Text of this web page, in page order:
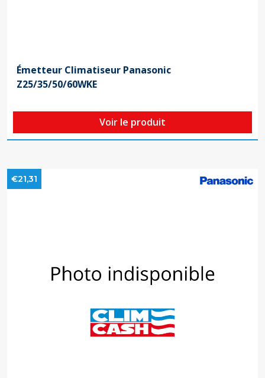
Émetteur Climatiseur Panasonic
Z25/35/50/60WKE
Voir le produit
€21,31